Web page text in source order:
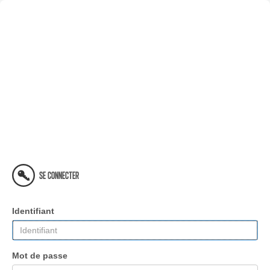
SE CONNECTER
Identifiant
Mot de passe